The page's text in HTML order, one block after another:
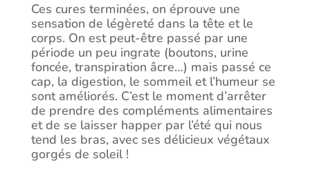
Ces cures terminées, on éprouve une
sensation de légèreté dans la tête et le
corps. On est peut-être passé par une
période un peu ingrate (boutons, urine
foncée, transpiration âcre…) mais passé ce
cap, la digestion, le sommeil et l’humeur se
sont améliorés. C’est le moment d’arrêter
de prendre des compléments alimentaires
et de se laisser happer par l’été qui nous
tend les bras, avec ses délicieux végétaux
gorgés de soleil !